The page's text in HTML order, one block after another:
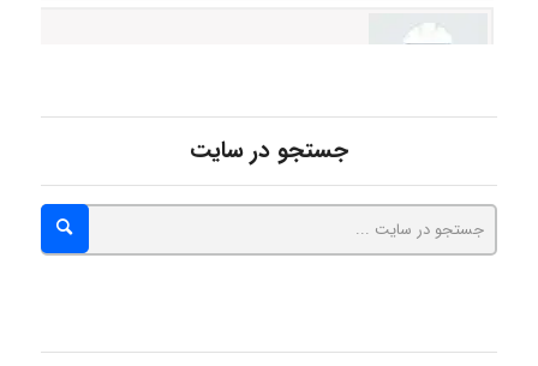
abolfazlkoshehe
جستجو در سایت